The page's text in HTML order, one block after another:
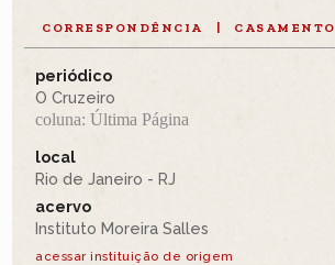
CORRESPONDÊNCIA CASAMENTO
periódico
O Cruzeiro
coluna: Última Página
local
Rio de Janeiro - RJ
acervo
Instituto Moreira Salles
acessar instituição de origem